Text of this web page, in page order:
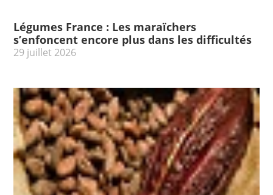
Légumes France : Les maraïchers
s’enfoncent encore plus dans les difficultés
29 juillet 2026